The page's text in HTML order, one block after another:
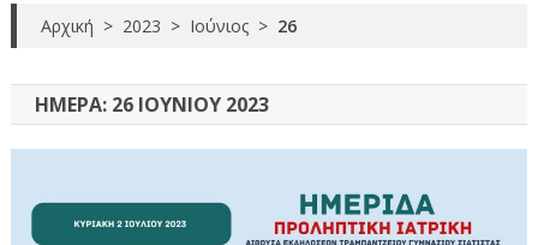
Αρχική > 2023 > Ιούνιος > 26
ΗΜΈΡΑ: 26 ΙΟΥΝΊΟΥ 2023